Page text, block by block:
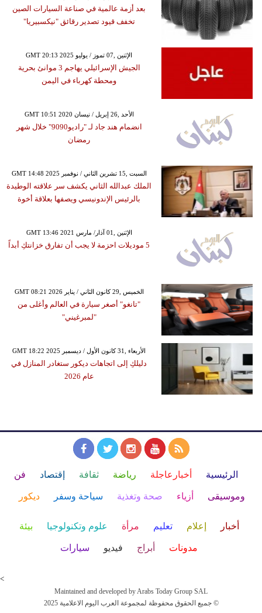
بعد أزمة عالمية في صناعة السيارات الصين
تخفف قيود تصدير رقائق "نيكسبيريا"
GMT 20:13 2025 الإثنين ,07 تموز / يوليو
الجيش الإسرائيلي يهاجم 3 موانئ بحرية
ومحطة كهرباء في اليمن
GMT 10:51 2020 الأحد ,26 إبريل / نيسان
انضمام هند جاد لـ "راديو9090" خلال شهر
رمضان
GMT 14:48 2025 السبت ,15 تشرين الثاني / نوفمبر
الملك عبدالله الثاني يكشف سر علاقته الوطيدة
بالرئيس الإندونيسي ويصفها بعلاقة أخوة
GMT 13:46 2021 الإثنين ,01 آذار/ مارس
5 موديلات احزمة لا يجب أن تفارق خزانتكِ أبداً
GMT 08:21 2026 الخميس ,29 كانون الثاني / يناير
"تانغو" أصغر سيارة في العالم وأغلى من
"لمبرغيني"
GMT 18:22 2025 الأربعاء ,31 كانون الأول / ديسمبر
دليلكِ إلى اتجاهات ديكور ستغادر المنازل في
عام 2026
الرئيسية أخبارعاجلة رياضة ثقافة إقتصاد فن
وموسيقى أزياء صحة وتغذية سياحة وسفر ديكور
أخبار إعلام تعليم مرأة علوم وتكنولوجيا بيئة
مدونات أبراج فيديو سيارات
<
Maintained and developed by Arabs Today Group SAL
جميع الحقوق محفوظة لمجموعة العرب اليوم الاعلامية 2025 ©